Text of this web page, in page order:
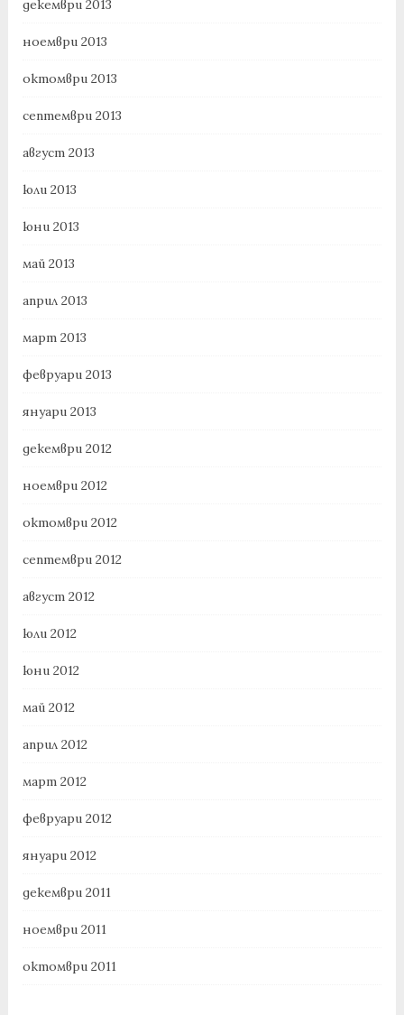
декември 2013
ноември 2013
октомври 2013
септември 2013
август 2013
юли 2013
юни 2013
май 2013
април 2013
март 2013
февруари 2013
януари 2013
декември 2012
ноември 2012
октомври 2012
септември 2012
август 2012
юли 2012
юни 2012
май 2012
април 2012
март 2012
февруари 2012
януари 2012
декември 2011
ноември 2011
октомври 2011